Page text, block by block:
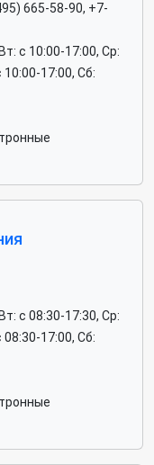
665-58-90, +7-
c 10:00-17:00, Ср:
17:00, Сб:
c 08:30-17:30, Ср:
17:00, Сб: